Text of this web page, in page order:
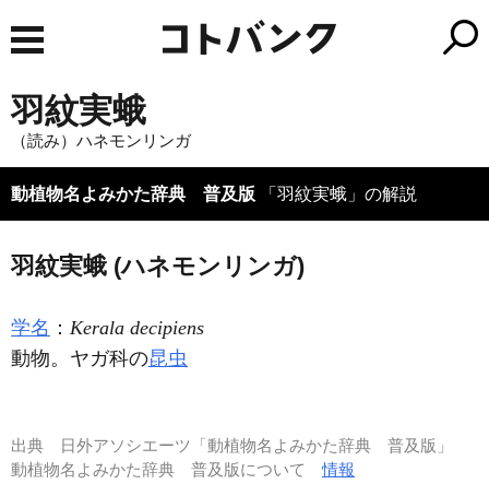
羽紋実蛾
（読み）ハネモンリンガ
動植物名よみかた辞典 普及版 「羽紋実蛾」の解説
羽紋実蛾 (ハネモンリンガ)
学名 ： Kerala decipiens
動物。ヤガ科の昆虫
出典
日外アソシエーツ「動植物名よみかた辞典 普及版」
動植物名よみかた辞典 普及版について情報